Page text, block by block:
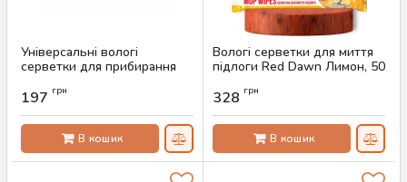
Універсальні вологі
серветки для прибирання
Артикул:
197 грн
В кошик
Вологі серветки для миття
підлоги Red Dawn Лимон, 50
Артикул:
328 грн
В кошик